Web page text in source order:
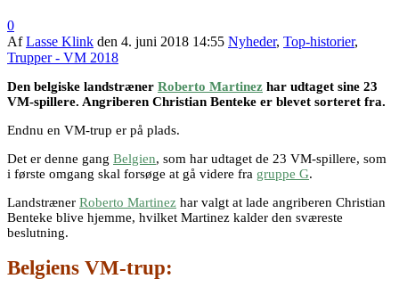
0
AfLasse Klink den 4. juni 2018 14:55 Nyheder, Top-historier,
Trupper - VM 2018
Den belgiske landstræner Roberto Martinez har udtaget sine 23
VM-spillere. Angriberen Christian Benteke er blevet sorteret fra.
Endnu en VM-trup er på plads.
Det er denne gang Belgien, som har udtaget de 23 VM-spillere, som
i første omgang skal forsøge at gå videre fra gruppe G.
Landstræner Roberto Martinez har valgt at lade angriberen Christian
Benteke blive hjemme, hvilket Martinez kalder den sværeste
beslutning.
Belgiens VM-trup: